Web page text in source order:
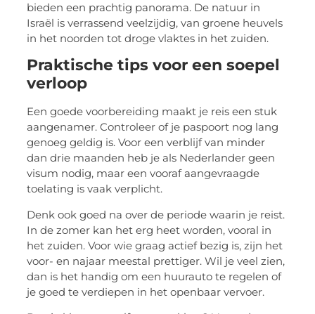
bieden een prachtig panorama. De natuur in
Israël is verrassend veelzijdig, van groene heuvels
in het noorden tot droge vlaktes in het zuiden.
Praktische tips voor een soepel
verloop
Een goede voorbereiding maakt je reis een stuk
aangenamer. Controleer of je paspoort nog lang
genoeg geldig is. Voor een verblijf van minder
dan drie maanden heb je als Nederlander geen
visum nodig, maar een vooraf aangevraagde
toelating is vaak verplicht.
Denk ook goed na over de periode waarin je reist.
In de zomer kan het erg heet worden, vooral in
het zuiden. Voor wie graag actief bezig is, zijn het
voor- en najaar meestal prettiger. Wil je veel zien,
dan is het handig om een huurauto te regelen of
je goed te verdiepen in het openbaar vervoer.